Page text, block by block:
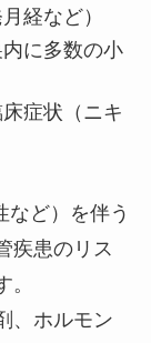
経など）
に多数の小
症状（ニキ
など）を伴う
疾患のリス
、ホルモン